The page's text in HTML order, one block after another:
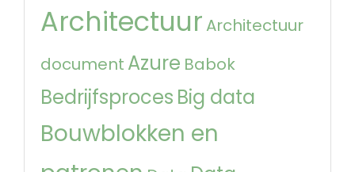
Architectuur Architectuur
document Azure Babok
Bedrijfsproces Big data
Bouwblokken en